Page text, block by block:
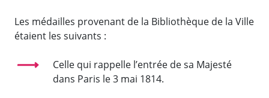
Les médailles provenant de la Bibliothèque de la Ville
étaient les suivants :
Celle qui rappelle l’entrée de sa Majesté
dans Paris le 3 mai 1814.